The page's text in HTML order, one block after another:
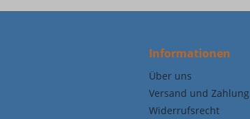
Informationen
Über uns
Versand und Zahlung
Widerrufsrecht